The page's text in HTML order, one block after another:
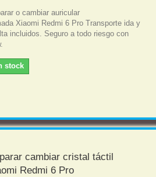
o cambiar auricular
Xiaomi Redmi 6 Pro Transporte ida y
incluidos. Seguro a todo riesgo con
stock
cambiar cristal táctil
Redmi 6 Pro